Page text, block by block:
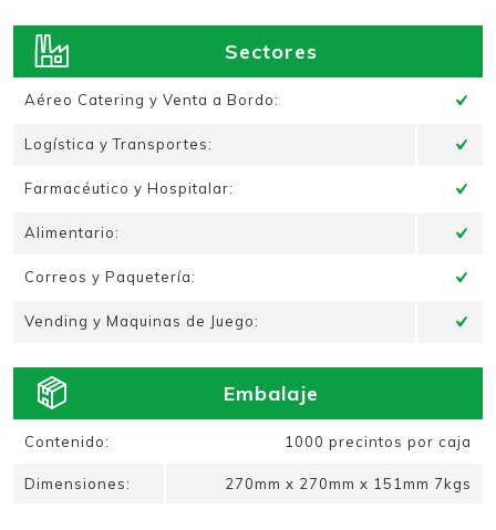
Sectores
Aéreo Catering y Venta a Bordo:
Logística y Transportes:
Farmacéutico y Hospitalar:
Alimentario:
Correos y Paquetería:
Vending y Maquinas de Juego:
Embalaje
Contenido: 1000 precintos por caja
Dimensiones: 270mm x 270mm x 151mm 7kgs